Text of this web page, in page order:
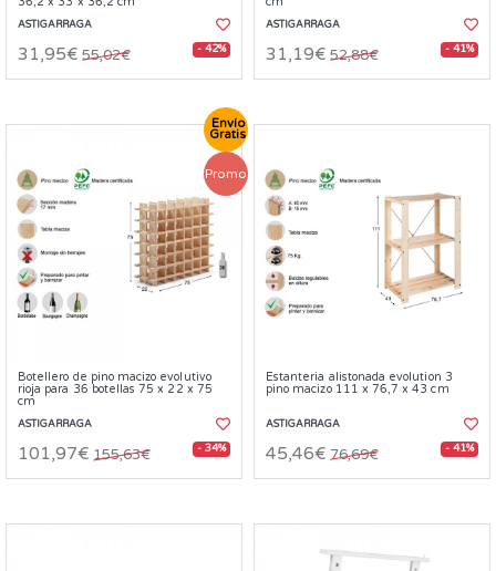
ASTIGARRAGA
31,95€ 55,02€ - 42%
ASTIGARRAGA
31,19€ 52,88€ - 41%
Envío
Gratis
Promo
Botellero de pino macizo evolutivo
rioja para 36 botellas 75 x 22 x 75
cm
ASTIGARRAGA
101,97€ 155,63€ - 34%
Estanteria alistonada evolution 3
pino macizo 111 x 76,7 x 43 cm
ASTIGARRAGA
45,46€ 76,69€ - 41%